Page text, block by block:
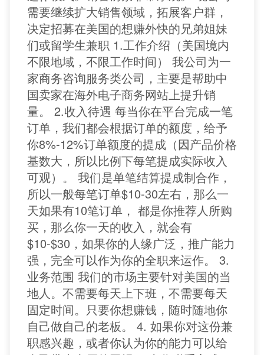
需要继续扩大销售领域，拓展客户群，
决定招募在美国的想赚外快的兄弟姐妹
们或留学生兼职 1.工作介绍（美国境内
不限地域，不限工作时间） 我公司为一
家商务咨询服务类公司，主要是帮助中
国卖家在海外电子商务网站上提升销
量。 2.收入待遇 每当你在平台完成一笔
订单，我们都会根据订单的额度，给予
你8%-12%订单额度的提成（因产品价格
基数大，所以比例下每笔提成实际收入
可观）。 我们是单笔结算提成制合作，
所以一般每笔订单$10-30左右，那么一
天如果有10笔订单， 都是你推荐人所购
买，那么你一天的收入，就会有
$10-$30，如果你的人缘广泛，推广能力
强，完全可以作为你的全职来运作。 3.
业务范围 我们的市场主要针对美国的当
地人。不需要每天上下班，不需要每天
固定时间。只要你想赚钱，随时随地你
自己做自己的老板。 4. 如果你对这份兼
职感兴趣，或者你认为你的能力可以给